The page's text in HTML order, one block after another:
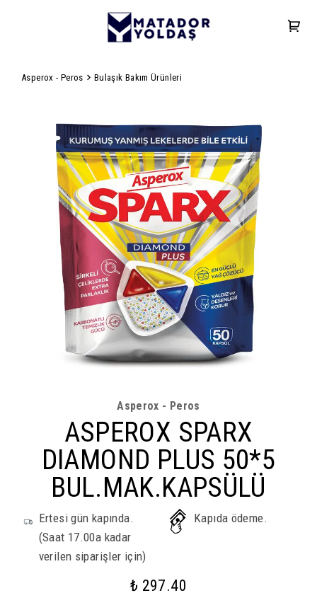
Asperox - Peros Bulaşık Bakım Ürünleri
Asperox - Peros
ASPEROX SPARX
DIAMOND PLUS 50*5
BUL.MAK.KAPSÜLÜ
Ertesi gün kapında.
(Saat 17.00a kadar
verilen siparişler için)
Kapıda ödeme.
₺ 297.40